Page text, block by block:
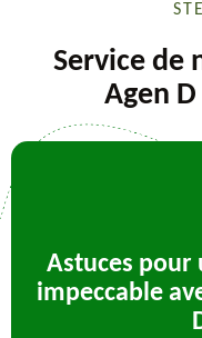
Service de
Agen
Astuces pour
impeccable